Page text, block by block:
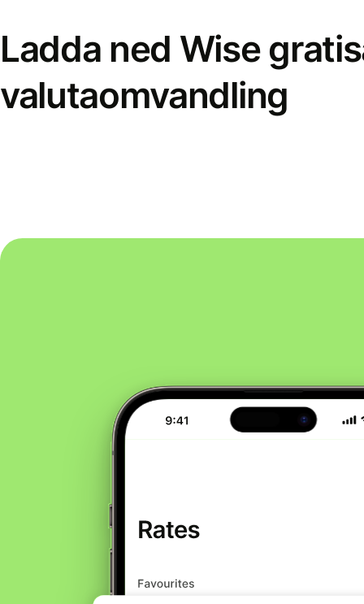
Ladda ned Wise
valutaomvandling